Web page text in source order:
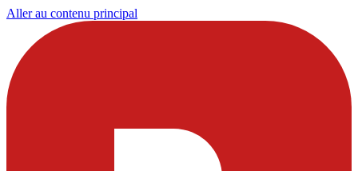
Aller au contenu principal